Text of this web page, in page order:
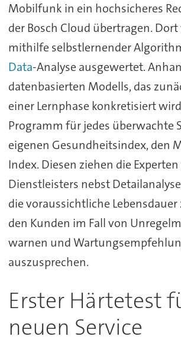
Mobilfunk in ein hochsicheres
der Bosch Cloud übertragen.
mithilfe selbstlernender
Data-Analyse ausgewertet.
datenbasierten Modells, das
einer Lernphase konkretisiert
Programm für jedes überwachte
eigenen Gesundheitsindex, den
Index. Diesen ziehen die Experten
Dienstleisters nebst
die voraussichtliche
den Kunden im Fall von
warnen und
auszusprechen.
Erster Härtetest
neuen Service